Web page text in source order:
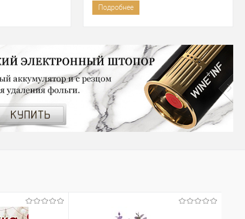
Подробнее